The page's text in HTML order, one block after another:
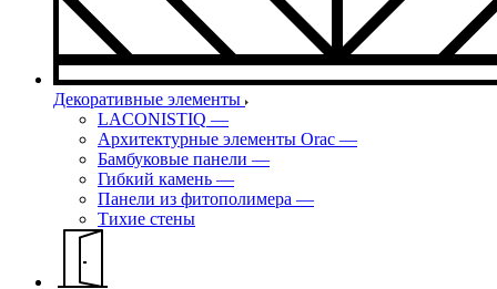
Декоративные элементы
LACONISTIQ —
Архитектурные элементы Orac —
Бамбуковые панели —
Гибкий камень —
Панели из фитополимера —
Тихие стены